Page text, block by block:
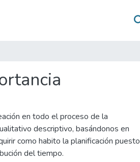
en todo el proceso de la
descriptivo, basándonos en
como habito la planificación puesto
del tiempo.